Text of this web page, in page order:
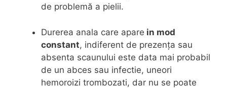
de problemă a pielii.
Durerea anala care apare in mod
constant, indiferent de prezența sau
absenta scaunului este data mai probabil
de un abces sau infectie, uneori
hemoroizi trombozati, dar nu se poate